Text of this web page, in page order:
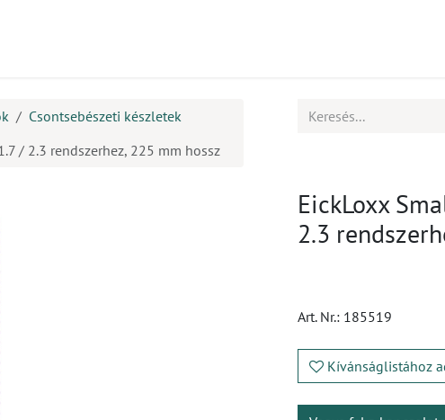
Csontsebészeti készletek
/ 2.3 rendszerhez, 225 mm hossz
EickLoxx
2.3
Art. Nr.: 185519
Kívánságlistához